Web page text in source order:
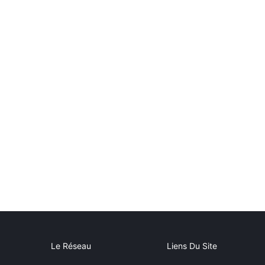
Le Réseau Liens Du Site